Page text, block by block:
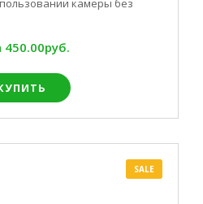
камеры без
450.00руб.
SALE